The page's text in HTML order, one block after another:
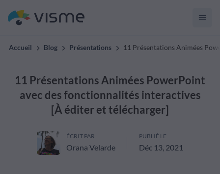
Accueil Blog Présentations 11 Présentations Animées
11 Présentations Animées PowerPoint
avec des fonctionnalités interactives
[À éditer et télécharger]
ÉCRIT PAR
Orana Velarde
PUBLIÉ LE
Déc 13, 2021